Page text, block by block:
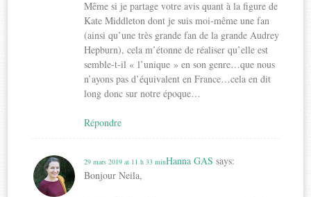
Même si je partage votre avis quant à la figure de
Kate Middleton dont je suis moi-même une fan
(ainsi qu’une très grande fan de la grande Audrey
Hepburn), cela m’étonne de réaliser qu’elle est
semble-t-il « l’unique » en son genre…que nous
n’ayons pas d’équivalent en France…cela en dit
long donc sur notre époque…
Répondre
Hanna GAS says:
29 mars 2019 at 11 h 33 min
Bonjour Neila,